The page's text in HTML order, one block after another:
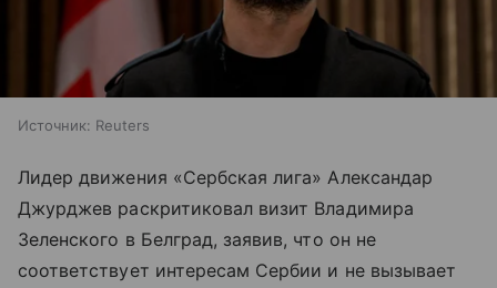
Источник: Reuters
Лидер движения «Сербская лига» Александар
Джурджев раскритиковал визит Владимира
Зеленского в Белград, заявив, что он не
соответствует интересам Сербии и не вызывает